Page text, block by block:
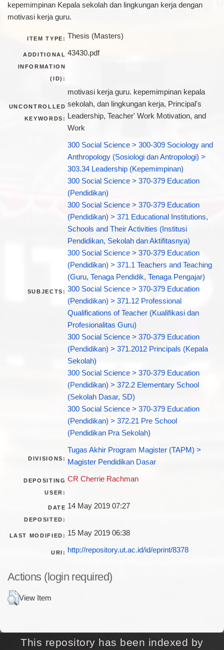
kepemimpinan Kepala sekolah dan lingkungan kerja dengan
motivasi kerja guru.
ITEM TYPE: Thesis (Masters)
ADDITIONAL
INFORMATION
(ID):
43430.pdf
UNCONTROLLED
KEYWORDS:
motivasi kerja guru. kepemimpinan kepala
sekolah, dan lingkungan kerja, Principal's
Leadership, Teacher' Work Motivation, and
Work
SUBJECTS:
300 Social Science > 300-309 Sociology and
Anthropology (Sosiologi dan Antropologi) >
303.34 Leadership (Kepemimpinan)
300 Social Science > 370-379 Education
(Pendidikan)
300 Social Science > 370-379 Education
(Pendidikan) > 371 Educational Institutions,
Schools and Their Activities (Institusi
Pendidikan, Sekolah dan Aktifitasnya)
300 Social Science > 370-379 Education
(Pendidikan) > 371.1 Teachers and Teaching
(Guru, Tenaga Pendidik, Tenaga Pengajar)
300 Social Science > 370-379 Education
(Pendidikan) > 371.12 Professional
Qualifications of Teacher (Kualifikasi dan
Profesionalitas Guru)
300 Social Science > 370-379 Education
(Pendidikan) > 371.2012 Principals (Kepala
Sekolah)
300 Social Science > 370-379 Education
(Pendidikan) > 372.2 Elementary School
(Sekolah Dasar, SD)
300 Social Science > 370-379 Education
(Pendidikan) > 372.21 Pre School
(Pendidikan Pra Sekolah)
DIVISIONS:
Tugas Akhir Program Magister (TAPM) >
Magister Pendidikan Dasar
DEPOSITING
USER:
CR Cherrie Rachman
DATE
DEPOSITED:
14 May 2019 07:27
LAST MODIFIED: 15 May 2019 06:38
URI: http://repository.ut.ac.id/id/eprint/8378
Actions (login required)
View Item
This repository has been indexed by